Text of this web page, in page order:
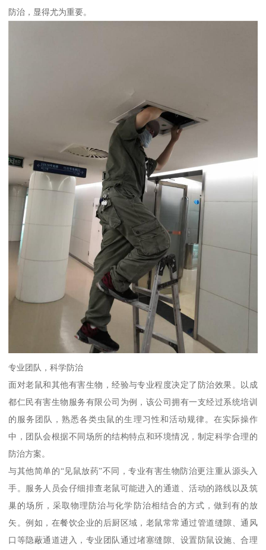
防治，显得尤为重要。
专业团队，科学防治
面对老鼠和其他有害生物，经验与专业程度决定了防治效果。以成
都仁民有害生物服务有限公司为例，该公司拥有一支经过系统培训
的服务团队，熟悉各类虫鼠的生理习性和活动规律。在实际操作
中，团队会根据不同场所的结构特点和环境情况，制定科学合理的
防治方案。
与其他简单的“见鼠放药”不同，专业有害生物防治更注重从源头入
手。服务人员会仔细排查老鼠可能进入的通道、活动的路线以及筑
巢的场所，采取物理防治与化学防治相结合的方式，做到有的放
矢。例如，在餐饮企业的后厨区域，老鼠常常通过管道缝隙、通风
口等隐蔽通道进入，专业团队通过堵塞缝隙、设置防鼠设施、合理